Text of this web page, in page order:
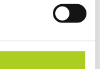
Bloemendaal,